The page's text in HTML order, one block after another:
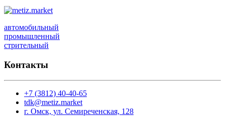
автомобильный
промышленный
стрительный
Контакты
+7 (3812) 40-40-65
tdk@metiz.market
г. Омск, ул. Семиреченская, 128